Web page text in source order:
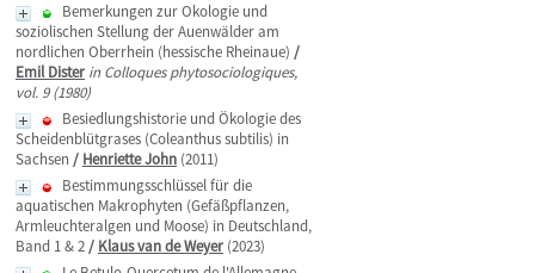
Bemerkungen zur Okologie und
soziolischen Stellung der Auenwälder am
nordlichen Oberrhein (hessische Rheinaue) /
Emil Dister in Colloques phytosociologiques,
vol. 9 (1980)
Besiedlungshistorie und Ökologie des
Scheidenblütgrases (Coleanthus subtilis) in
Sachsen / Henriette John (2011)
Bestimmungsschlüssel für die
aquatischen Makrophyten (Gefäßpflanzen,
Armleuchteralgen und Moose) in Deutschland,
Band 1 & 2/ Klaus van de Weyer (2023)